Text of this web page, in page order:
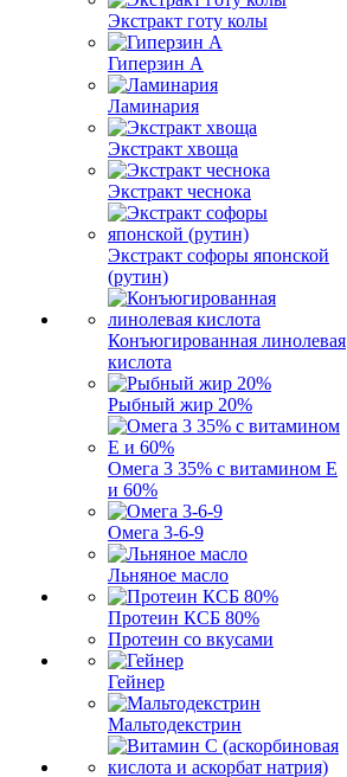
Экстракт готу колы
Гиперзин А
Ламинария
Экстракт хвоща
Экстракт чеснока
Экстракт софоры японской
(рутин)
Конъюгированная линолевая
кислота
Рыбный жир 20%
Омега 3 35% с витамином Е
и 60%
Омега 3-6-9
Льняное масло
Протеин КСБ 80%
Протеин со вкусами
Гейнер
Мальтодекстрин